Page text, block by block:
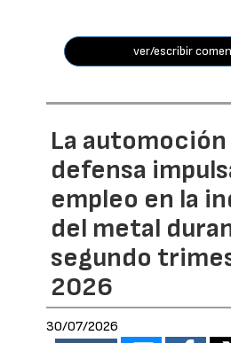
ver/escribir
La automoción
defensa
empleo en la
del metal
segundo
2026
30/07/2026